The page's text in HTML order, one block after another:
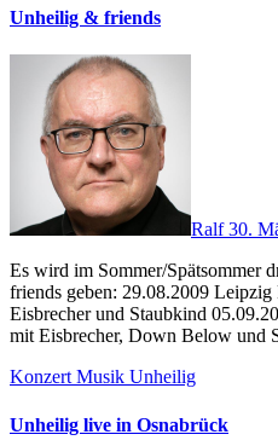
Unheilig & friends
Ralf30.
Es wird im Sommer/Spätsommer drei Open Air Events Unheilig &
friends geben: 29.08.2009
Eisbrecher und Staubkind
mit Eisbrecher, Down Below und
KonzertMusik Unheilig
Unheilig live in Osnabrück